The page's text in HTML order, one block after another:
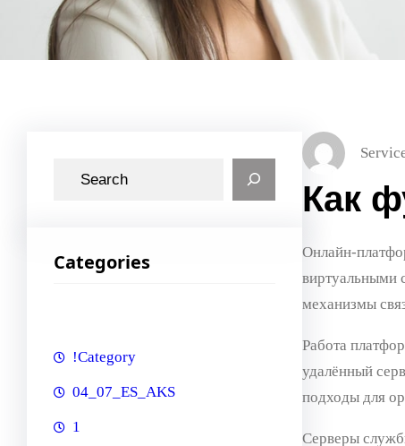
c
Categories
!Category
04_07_ES_AKS
1
Как
Онлайн-
виртуальными
механизмы
Работа
удалённый
подходы для
Серверы